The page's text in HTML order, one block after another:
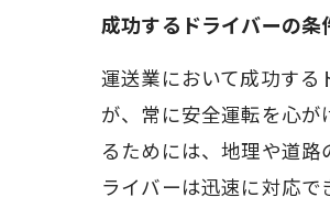
成功するドライバーの条
運送業において成功する
が、常に安全運転を心
るためには、地理や道
ライバーは迅速に対応